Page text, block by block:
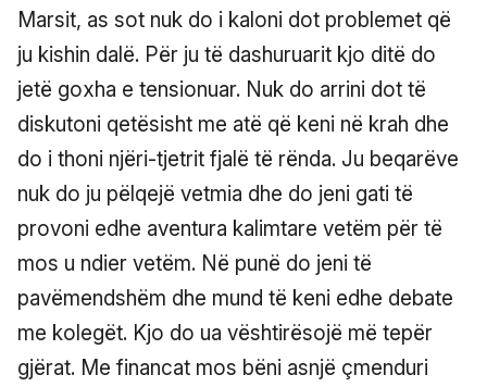
Marsit, as sot nuk do i kaloni dot problemet që
ju kishin dalë. Për ju të dashuruarit kjo ditë do
jetë goxha e tensionuar. Nuk do arrini dot të
diskutoni qetësisht me atë që keni në krah dhe
do i thoni njëri-tjetrit fjalë të rënda. Ju beqarëve
nuk do ju pëlqejë vetmia dhe do jeni gati të
provoni edhe aventura kalimtare vetëm për të
mos u ndier vetëm. Në punë do jeni të
pavëmendshëm dhe mund të keni edhe debate
me kolegët. Kjo do ua vështirësojë më tepër
gjërat. Me financat mos bëni asnjë çmenduri